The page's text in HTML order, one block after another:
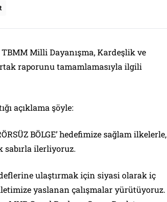
Milli Dayanışma, Kardeşlik ve
raporunu tamamlamasıyla ilgili
açıklama şöyle:
BÖLGE’ hedefimize sağlam ilkelerle,
sabırla ilerliyoruz.
ulaştırmak için siyasi olarak iç
yaslanan çalışmalar yürütüyoruz.